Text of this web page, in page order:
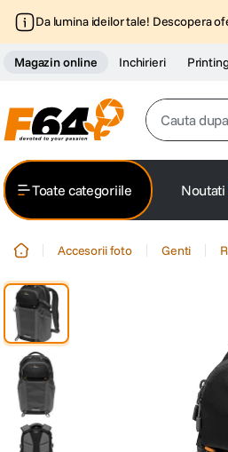
Da lumina ideilor tale! Descopera
Magazin online Inchirieri Printing
Cauta dupa
2.
Toate categoriile Noutati
Accesorii foto Genti